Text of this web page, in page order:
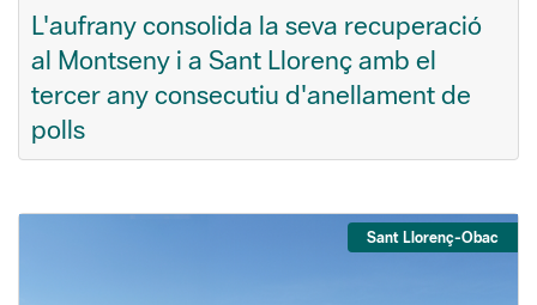
L'aufrany consolida la seva recuperació
al Montseny i a Sant Llorenç amb el
tercer any consecutiu d'anellament de
polls
Sant Llorenç-Obac